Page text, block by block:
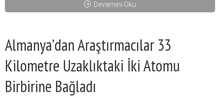
Devamını Oku
Almanya’dan Araştırmacılar 33
Kilometre Uzaklıktaki İki Atomu
Birbirine Bağladı